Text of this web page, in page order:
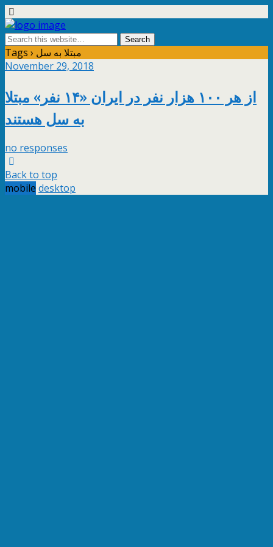
Tags › مبتلا به سل
November 29, 2018
از هر ۱۰۰ هزار نفر در ایران «۱۴ نفر» مبتلا
به سل هستند
no responses
Back to top
mobile desktop